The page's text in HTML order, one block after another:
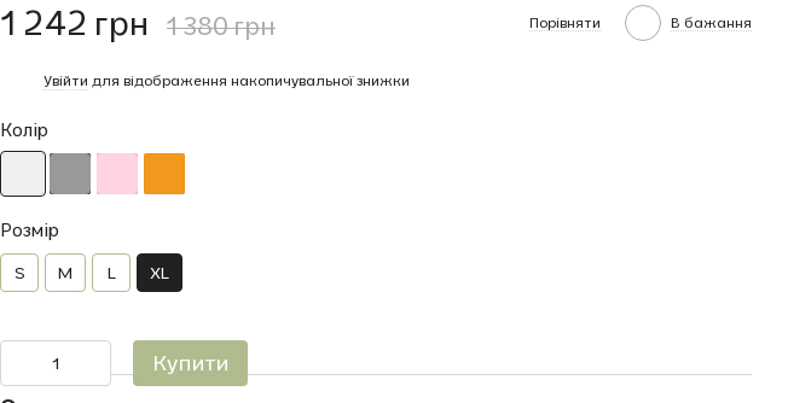
1 242 грн 1 380 грн Порівняти В бажання
Увійти для відображення накопичувальної знижки
Колір
Розмір
S M L XL
Купити